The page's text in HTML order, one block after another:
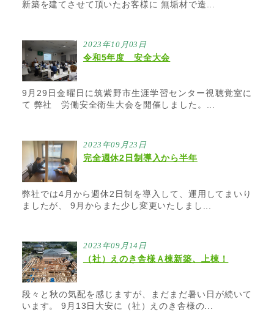
新築を建てさせて頂いたお客様に 無垢材で造...
2023年10月03日
令和5年度 安全大会
9月29日金曜日に筑紫野市生涯学習センター視聴覚室に
て 弊社 労働安全衛生大会を開催しました。...
2023年09月23日
完全週休2日制導入から半年
弊社では4月から週休2日制を導入して、運用してまいり
ましたが、 9月からまた少し変更いたしまし...
2023年09月14日
（社）えのき舎様Ａ棟新築、上棟！
段々と秋の気配を感じますが、まだまだ暑い日が続いて
います。 9月13日大安に（社）えのき舎様の...